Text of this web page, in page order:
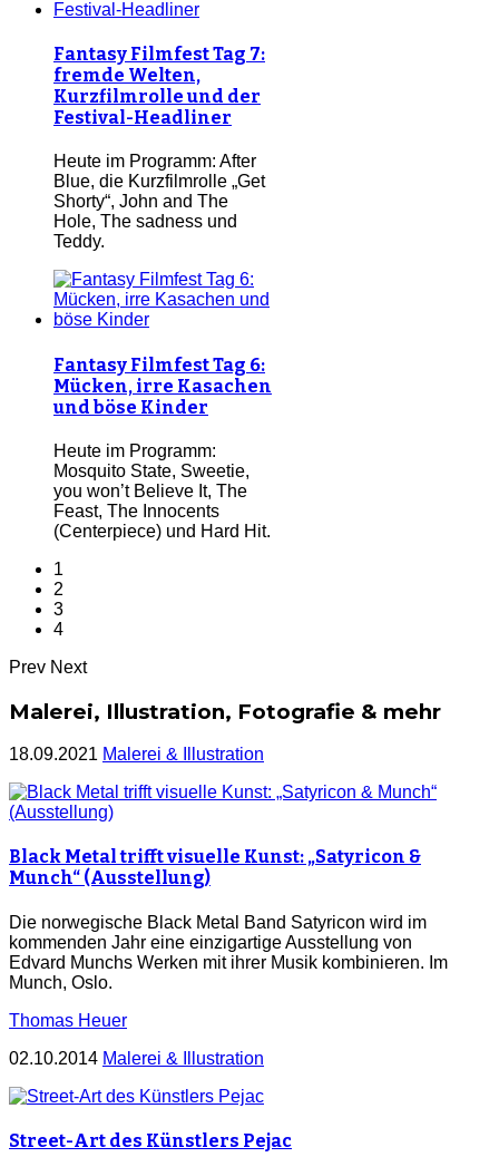
Fantasy Filmfest Tag 7:
fremde Welten,
Kurzfilmrolle und der
Festival-Headliner
Heute im Programm: After
Blue, die Kurzfilmrolle „Get
Shorty“, John and The
Hole, The sadness und
Teddy.
Fantasy Filmfest Tag 6:
Mücken, irre Kasachen
und böse Kinder
Heute im Programm:
Mosquito State, Sweetie,
you won’t Believe It, The
Feast, The Innocents
(Centerpiece) und Hard Hit.
1
2
3
4
Prev Next
Malerei, Illustration, Fotografie & mehr
18.09.2021 Malerei & Illustration
Black Metal trifft visuelle Kunst: „Satyricon &
Munch“ (Ausstellung)
Die norwegische Black Metal Band Satyricon wird im
kommenden Jahr eine einzigartige Ausstellung von
Edvard Munchs Werken mit ihrer Musik kombinieren. Im
Munch, Oslo.
Thomas Heuer
02.10.2014 Malerei & Illustration
Street-Art des Künstlers Pejac